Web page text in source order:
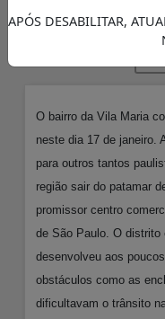
O bairro da Vila Maria
neste dia 17 de janeiro.
para outros tantos
região sair do patamar
promissor centro
de São Paulo. O distrito
desenvolveu aos
obstáculos como as
dificultavam o trânsito
APÓS DESABILITAR,